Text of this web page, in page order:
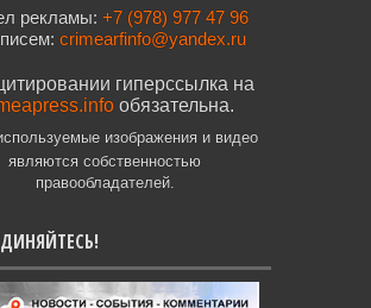
рекламы: +7 (978) 977 47 96
crimearfinfo@yandex.ru
гиперссылка на
обязательна.
изображения и видео
являются собственностью
правообладателей.